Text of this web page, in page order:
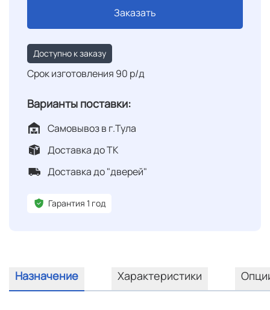
Заказать
Доступно к заказу
Срок изготовления 90 р/д
Варианты поставки:
Самовывоз в г.Тула
Доставка до ТК
Доставка до "дверей"
Гарантия 1 год
Назначение Характеристики